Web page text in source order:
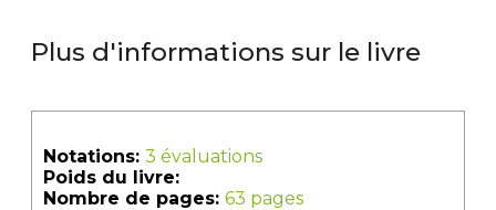
Plus d'informations sur le livre
Notations: 3 évaluations
Poids du livre:
Nombre de pages: 63 pages